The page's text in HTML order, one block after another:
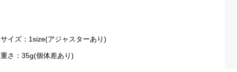
サイズ： 1size(アジャスターあり)
重さ：35g(個体差あり)